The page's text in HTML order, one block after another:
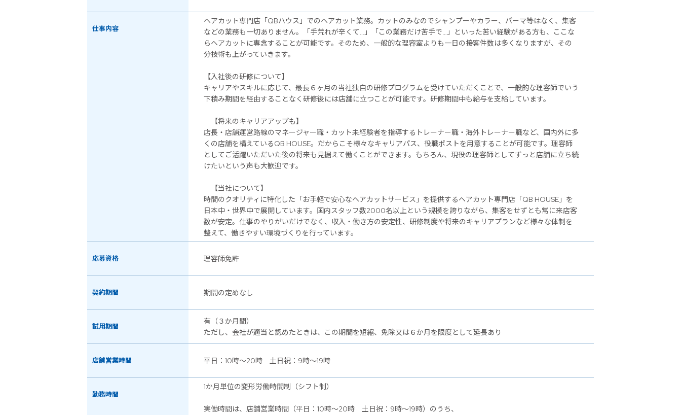
仕事内容
ヘアカット専門店「QBハウス」でのヘアカット業務。カットのみなのでシャンプーやカラー、パーマ等はなく、集客
などの業務も一切ありません。「手荒れが辛くて…」「この業務だけ苦手で…」といった苦い経験がある方も、ここな
らヘアカットに専念することが可能です。そのため、一般的な理容室よりも一日の接客件数は多くなりますが、その
分技術も上がっていきます。
【入社後の研修について】
キャリアやスキルに応じて、最長６ヶ月の当社独自の研修プログラムを受けていただくことで、一般的な理容師でいう
下積み期間を経由することなく研修後には店舗に立つことが可能です。研修期間中も給与を支給しています。
【将来のキャリアアップも】
店長・店舗運営路線のマネージャー職・カット未経験者を指導するトレーナー職・海外トレーナー職など、国内外に多
くの店舗を構えているQB HOUSE。だからこそ様々なキャリアパス、役職ポストを用意することが可能です。理容師
としてご活躍いただいた後の将来も見据えて働くことができます。もちろん、現役の理容師としてずっと店舗に立ち続
けたいという声も大歓迎です。
【当社について】
時間のクオリティに特化した「お手軽で安心なヘアカットサービス」を提供するヘアカット専門店「QB HOUSE」を
日本中・世界中で展開しています。国内スタッフ数2000名以上という規模を誇りながら、集客をせずとも常に来店客
数が安定。仕事のやりがいだけでなく、収入・働き方の安定性、研修制度や将来のキャリアプランなど様々な体制を
整えて、働きやすい環境づくりを行っています。
応募資格 理容師免許
契約期間 期間の定めなし
試用期間
有（３か月間）
ただし、会社が適当と認めたときは、この期間を短縮、免除又は６か月を限度として延長あり
店舗営業時間 平日：10時～20時 土日祝：9時～19時
勤務時間
1か月単位の変形労働時間制（シフト制）
実働時間は、店舗営業時間（平日：10時～20時 土日祝：9時～19時）のうち、